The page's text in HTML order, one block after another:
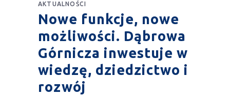
AKTUALNOŚCI
Nowe funkcje, nowe
możliwości. Dąbrowa
Górnicza inwestuje w
wiedzę, dziedzictwo i
rozwój